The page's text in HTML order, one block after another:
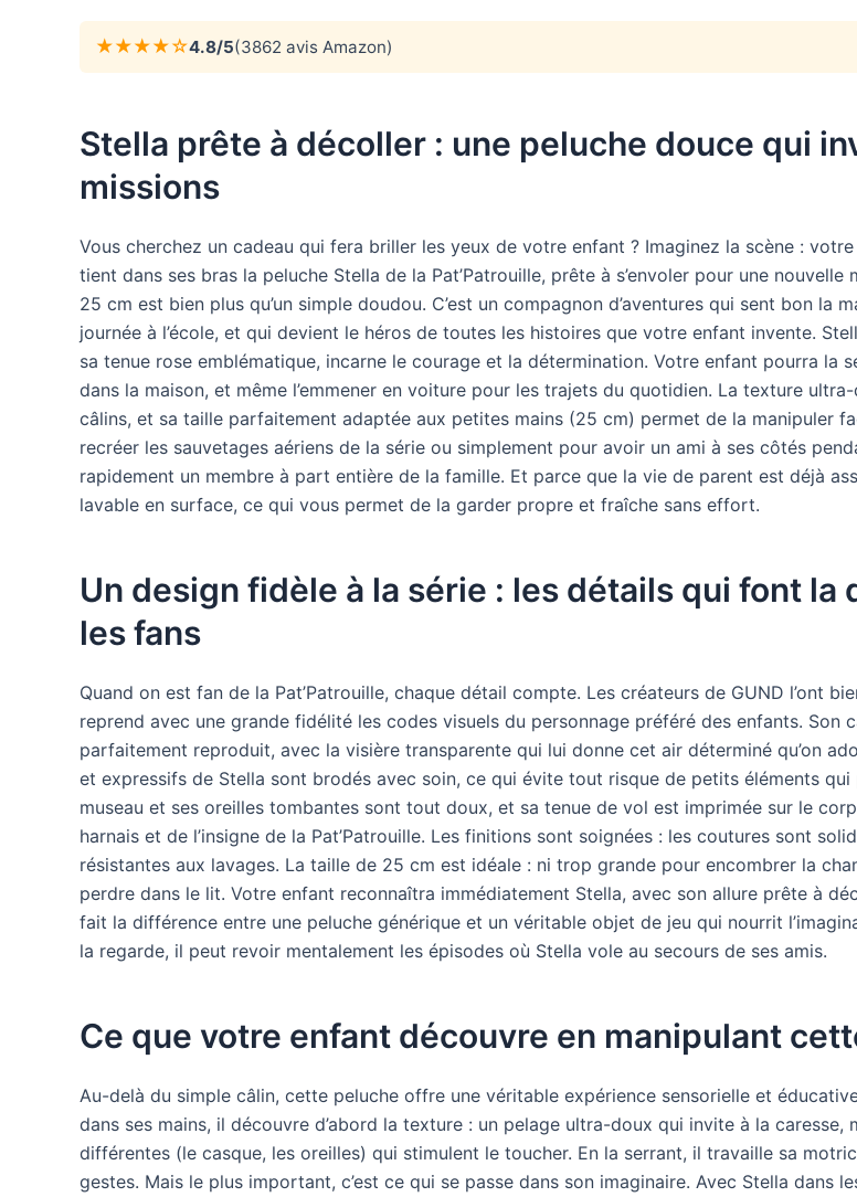
★★★★☆4.8/5(3862 avis Amazon)
Stella prête à décoller : une peluche douce qui
missions
Vous cherchez un cadeau qui fera briller les yeux de votre enfant ? Imaginez la scène :
tient dans ses bras la peluche Stella de la Pat’Patrouille, prête à s’envoler pour une nouvelle
25 cm est bien plus qu’un simple doudou. C’est un compagnon d’aventures qui sent bon la
journée à l’école, et qui devient le héros de toutes les histoires que votre enfant invente.
sa tenue rose emblématique, incarne le courage et la détermination. Votre enfant pourra la
dans la maison, et même l’emmener en voiture pour les trajets du quotidien. La texture
câlins, et sa taille parfaitement adaptée aux petites mains (25 cm) permet de la manipuler
recréer les sauvetages aériens de la série ou simplement pour avoir un ami à ses côtés
rapidement un membre à part entière de la famille. Et parce que la vie de parent est déjà
lavable en surface, ce qui vous permet de la garder propre et fraîche sans effort.
Un design fidèle à la série : les détails qui font la
les fans
Quand on est fan de la Pat’Patrouille, chaque détail compte. Les créateurs de GUND l’ont
reprend avec une grande fidélité les codes visuels du personnage préféré des enfants. Son
parfaitement reproduit, avec la visière transparente qui lui donne cet air déterminé qu’on
et expressifs de Stella sont brodés avec soin, ce qui évite tout risque de petits éléments
museau et ses oreilles tombantes sont tout doux, et sa tenue de vol est imprimée sur le
harnais et de l’insigne de la Pat’Patrouille. Les finitions sont soignées : les coutures sont
résistantes aux lavages. La taille de 25 cm est idéale : ni trop grande pour encombrer la
perdre dans le lit. Votre enfant reconnaîtra immédiatement Stella, avec son allure prête à
fait la différence entre une peluche générique et un véritable objet de jeu qui nourrit
la regarde, il peut revoir mentalement les épisodes où Stella vole au secours de ses amis.
Ce que votre enfant découvre en manipulant
Au-delà du simple câlin, cette peluche offre une véritable expérience sensorielle et
dans ses mains, il découvre d’abord la texture : un pelage ultra-doux qui invite à la caresse,
différentes (le casque, les oreilles) qui stimulent le toucher. En la serrant, il travaille sa
gestes. Mais le plus important, c’est ce qui se passe dans son imaginaire. Avec Stella dans